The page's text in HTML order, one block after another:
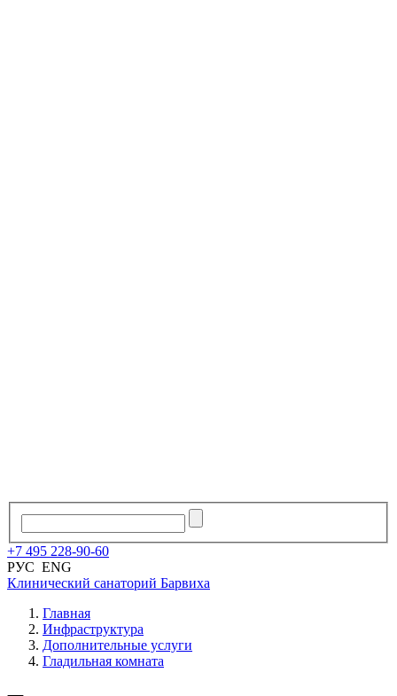
+7 495 228-90-60
РУС ENG
Клинический санаторий Барвиха
Главная
Инфраструктура
Дополнительные услуги
Гладильная комната